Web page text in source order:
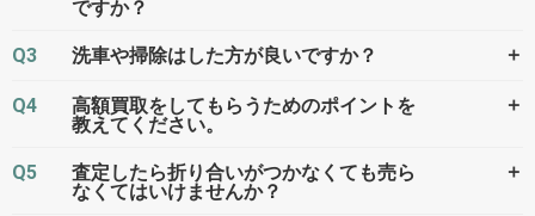
ですか？
Q3 洗車や掃除はした方が良いですか？ ＋
Q4
高額買取をしてもらうためのポイントを
教えてください。
＋
Q5
査定したら折り合いがつかなくても売ら
なくてはいけませんか？
＋